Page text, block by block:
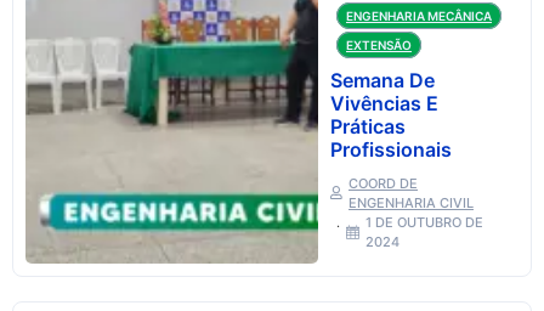
ENGENHARIA MECÂNICA
EXTENSÃO
Semana De
Vivências E
Práticas
Profissionais
COORD DE
ENGENHARIA CIVIL
1 DE OUTUBRO DE
2024